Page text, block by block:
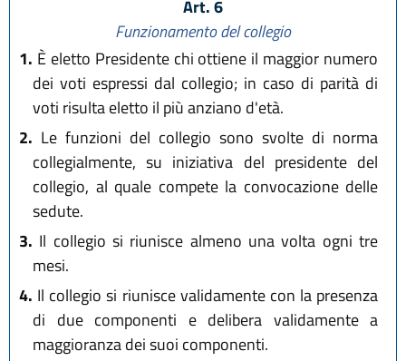
Art. 6
Funzionamento del collegio
1. È eletto Presidente chi ottiene il maggior numero
dei voti espressi dal collegio; in caso di parità di
voti risulta eletto il più anziano d'età.
2. Le funzioni del collegio sono svolte di norma
collegialmente, su iniziativa del presidente del
collegio, al quale compete la convocazione delle
sedute.
3. Il collegio si riunisce almeno una volta ogni tre
mesi.
4. Il collegio si riunisce validamente con la presenza
di due componenti e delibera validamente a
maggioranza dei suoi componenti.